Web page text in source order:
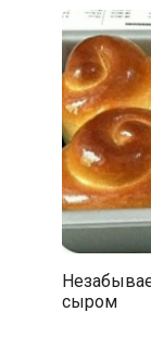
сыром